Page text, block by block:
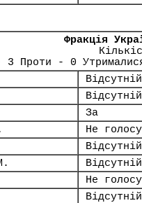
Фракція
3 Проти - 0
Відсутній
Відсутній
За
Не
Відсутній
Відсутній
Не
Відсутній